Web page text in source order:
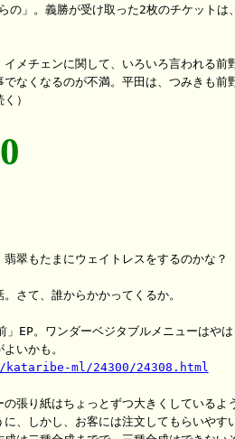
の」。義勝が受け取った2枚のチケットは
イメチェンに関して、いろいろ言われる前
なくなるのが不満。平田は、つみきも前
翡翠もたまにウェイトレスをするのかな？
さて、誰からかかってくるか。
」EP。ワンダーベジタブルメニューはや
ml/24300/24308.html
の張り紙はちょっとずつ大きくしているよ
、しかし、お客には注文してもらいやす